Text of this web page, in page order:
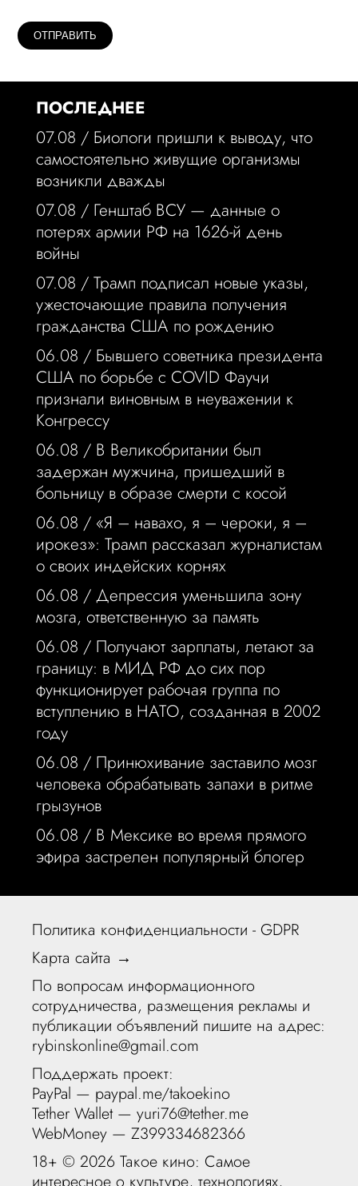
ПОСЛЕДНЕЕ
07.08 / Биологи пришли к выводу, что
самостоятельно живущие организмы
возникли дважды
07.08 / Генштаб ВСУ — данные о
потерях армии РФ на 1626-й день
войны
07.08 / Трамп подписал новые указы,
ужесточающие правила получения
гражданства США по рождению
06.08 / Бывшего советника президента
США по борьбе с COVID Фаучи
признали виновным в неуважении к
Конгрессу
06.08 / В Великобритании был
задержан мужчина, пришедший в
больницу в образе смерти с косой
06.08 / «Я – навахо, я – чероки, я –
ирокез»: Трамп рассказал журналистам
о своих индейских корнях
06.08 / Депрессия уменьшила зону
мозга, ответственную за память
06.08 / Получают зарплаты, летают за
границу: в МИД РФ до сих пор
функционирует рабочая группа по
вступлению в НАТО, созданная в 2002
году
06.08 / Принюхивание заставило мозг
человека обрабатывать запахи в ритме
грызунов
06.08 / В Мексике во время прямого
эфира застрелен популярный блогер
Политика конфиденциальности - GDPR
Карта сайта →
По вопросам информационного
сотрудничества, размещения рекламы и
публикации объявлений пишите на адрес:
rybinskonline@gmail.com
Поддержать проект:
PayPal — paypal.me/takoekino
Tether Wallet — yuri76@tether.me
WebMoney — Z399334682366
18+ ©2026 Такое кино: Самое
интересное о культуре, технологиях,